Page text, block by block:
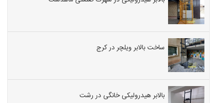
ساخت بالابر ویلچر در کرج
بالابر هیدرولیکی خانگی در رشت